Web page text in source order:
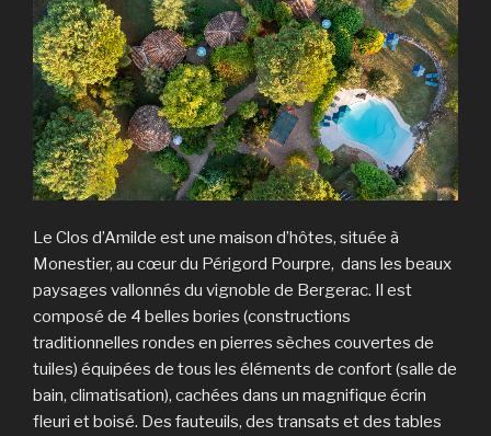
Le Clos d’Amilde est une maison d’hôtes, située à
Monestier, au cœur du Périgord Pourpre, dans les beaux
paysages vallonnés du vignoble de Bergerac. Il est
composé de 4 belles bories (constructions
traditionnelles rondes en pierres sèches couvertes de
tuiles) équipées de tous les éléments de confort (salle de
bain, climatisation), cachées dans un magnifique écrin
fleuri et boisé. Des fauteuils, des transats et des tables